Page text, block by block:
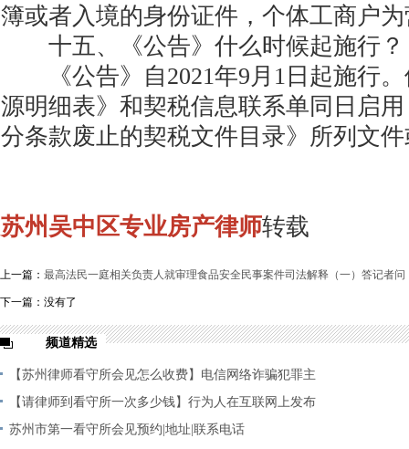
簿或者入境的身份证件，个体工商户
十五、《公告》什么时候起施行？
《公告》自2021年9月1日起施行。
源明细表》和契税信息联系单同日启
分条款废止的契税文件目录》所列文
苏州吴中区专业房产律师转载
上一篇： 最高法民一庭相关负责人就审理食品安全民事案件司法解释（一）答记者问
下一篇：没有了
频道精选
【苏州律师看守所会见怎么收费】电信网络诈骗犯罪主
观
【请律师到看守所一次多少钱】行为人在互联网上发布
诈
苏州市第一看守所会见预约|地址|联系电话